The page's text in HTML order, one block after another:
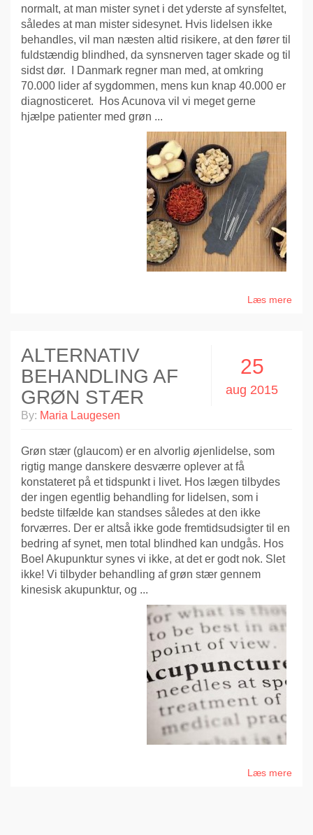
normalt, at man mister synet i det yderste af synsfeltet,
således at man mister sidesynet. Hvis lidelsen ikke
behandles, vil man næsten altid risikere, at den fører til
fuldstændig blindhed, da synsnerven tager skade og til
sidst dør. I Danmark regner man med, at omkring
70.000 lider af sygdommen, mens kun knap 40.000 er
diagnosticeret. Hos Acunova vil vi meget gerne
hjælpe patienter med grøn ...
Læs mere
25
aug 2015
ALTERNATIV
BEHANDLING AF
GRØN STÆR
By: Maria Laugesen
Grøn stær (glaucom) er en alvorlig øjenlidelse, som
rigtig mange danskere desværre oplever at få
konstateret på et tidspunkt i livet. Hos lægen tilbydes
der ingen egentlig behandling for lidelsen, som i
bedste tilfælde kan standses således at den ikke
forværres. Der er altså ikke gode fremtidsudsigter til en
bedring af synet, men total blindhed kan undgås. Hos
Boel Akupunktur synes vi ikke, at det er godt nok. Slet
ikke! Vi tilbyder behandling af grøn stær gennem
kinesisk akupunktur, og ...
Læs mere